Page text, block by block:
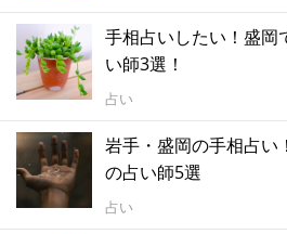
手相占いしたい！盛岡
い師3選！
占い
岩手・盛岡の手相占い
の占い師5選
占い